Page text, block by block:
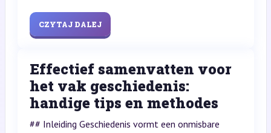
CZYTAJ DALEJ
Effectief samenvatten voor
het vak geschiedenis:
handige tips en methodes
## Inleiding Geschiedenis vormt een onmisbare